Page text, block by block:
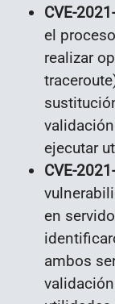
CVE-
el
realizar
ejecutar
CVE-
en
ambos